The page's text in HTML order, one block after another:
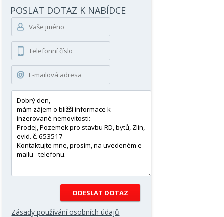
POSLAT DOTAZ K NABÍDCE
Zásady používání osobních údajů